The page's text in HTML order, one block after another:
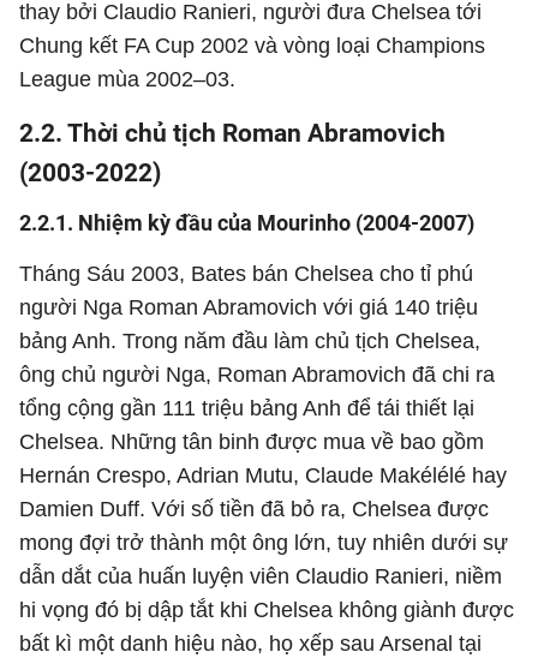
thay bởi Claudio Ranieri, người đưa Chelsea tới
Chung kết FA Cup 2002 và vòng loại Champions
League mùa 2002–03.
2.2. Thời chủ tịch Roman Abramovich
(2003-2022)
2.2.1. Nhiệm kỳ đầu của Mourinho (2004-2007)
Tháng Sáu 2003, Bates bán Chelsea cho tỉ phú
người Nga Roman Abramovich với giá 140 triệu
bảng Anh. Trong năm đầu làm chủ tịch Chelsea,
ông chủ người Nga, Roman Abramovich đã chi ra
tổng cộng gần 111 triệu bảng Anh để tái thiết lại
Chelsea. Những tân binh được mua về bao gồm
Hernán Crespo, Adrian Mutu, Claude Makélélé hay
Damien Duff. Với số tiền đã bỏ ra, Chelsea được
mong đợi trở thành một ông lớn, tuy nhiên dưới sự
dẫn dắt của huấn luyện viên Claudio Ranieri, niềm
hi vọng đó bị dập tắt khi Chelsea không giành được
bất kì một danh hiệu nào, họ xếp sau Arsenal tại